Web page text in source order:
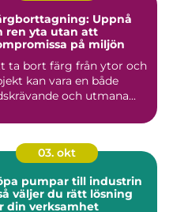
Uppnå
ren yta utan att
på miljön
ta bort färg från ytor och
kan vara en både
och utmana...
03. okt
pumpar till industrin
väljer du rätt lösning
din verksamhet